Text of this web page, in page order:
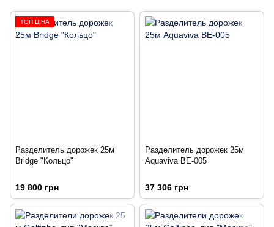
ТОП ЦІНА
Разделитель дорожек 25м
Bridge "Кольцо"
19 800 грн
Разделитель дорожек 25м
Aquaviva BE-005
37 306 грн